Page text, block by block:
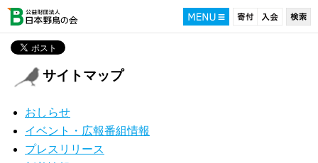
サイトマップ
おしらせ
イベント・広報番組情報
プレスリリース